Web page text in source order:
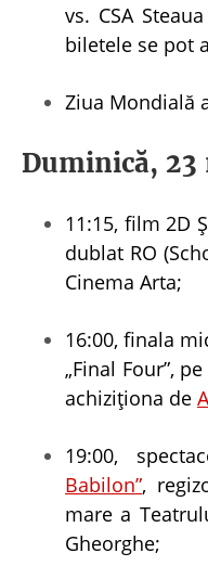
vs. CSA
biletele se pot
Ziua Mondială
Duminică, 23
11:15, film 2D
dublat RO
Cinema Arta;
16:00, finala
„Final Four”,
achiziționa de
19:00,
Babilon”,
mare a
Gheorghe;